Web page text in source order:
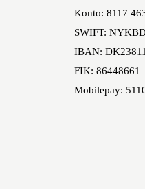
Konto: 8117
SWIFT:
IBAN:
FIK: 86448661
Mobilepay: